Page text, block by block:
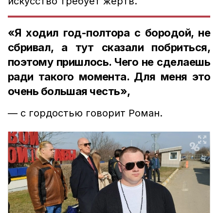
«Я ходил год-полтора с бородой, не
сбривал, а тут сказали побриться,
поэтому пришлось. Чего не сделаешь
ради такого момента. Для меня это
очень большая честь»,
— с гордостью говорит Роман.